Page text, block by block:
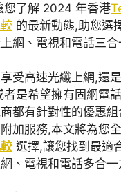
您了解 2024 年香港
的最新動態,助您選
網、電視和電話三合
受高速光纖上網,還
者是希望擁有固網電
都有針對性的優惠
加服務,本文將為您
選擇,讓您找到最適
、電視和電話多合一